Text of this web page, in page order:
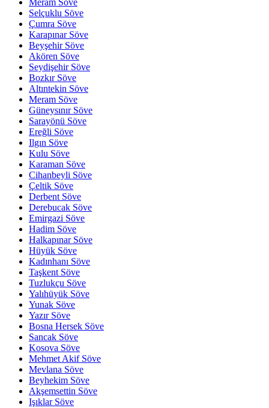
Meram Söve
Selçuklu Söve
Çumra Söve
Karapınar Söve
Beyşehir Söve
Akören Söve
Seydişehir Söve
Bozkır Söve
Altıntekin Söve
Meram Söve
Güneysınır Söve
Sarayönü Söve
Ereğli Söve
Ilgın Söve
Kulu Söve
Karaman Söve
Cihanbeyli Söve
Çeltik Söve
Derbent Söve
Derebucak Söve
Emirgazi Söve
Hadim Söve
Halkapınar Söve
Hüyük Söve
Kadınhanı Söve
Taşkent Söve
Tuzlukçu Söve
Yalıhüyük Söve
Yunak Söve
Yazır Söve
Bosna Hersek Söve
Sancak Söve
Kosova Söve
Mehmet Akif Söve
Mevlana Söve
Beyhekim Söve
Akşemsettin Söve
Işıklar Söve